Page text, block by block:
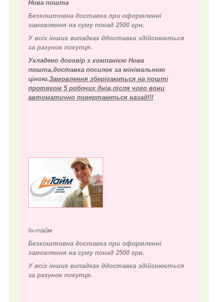
Нова пошта
Безкоштовна доставка при оформленні
замовлення на суму понад 2500 грн.
У всіх інших випадках ддоставка здійснюється
за рахунок покупця.
Укладено договір з компанією Нова
пошта,доставка посилок за мінімальною
ціною.Замовлення зберігаються на пошті
протягом 5 робочих днів,після чого вони
автоматично повертаються назад!!!
Ін-тайм
Безкоштовна доставка при оформленні
замовлення на суму понад 2500 грн.
У всіх інших випадках ддоставка здійснюється
за рахунок покупця.